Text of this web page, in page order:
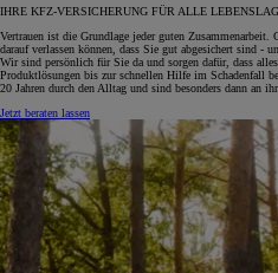
IHRE KFZ-VERSICHERUNG FÜR ALLE
Vertrauen ist die Grundlage jeder guten
darauf verlassen können, dass Sie gut abgesichert sind -
Wir sind persönlich für Sie da und sorgen dafür, dass
Produktlösungen bis zur schnellen Hilfe im Schadenfall
20 Jahren durch den Alltag und sind besonders dann an
Jetzt beraten lassen